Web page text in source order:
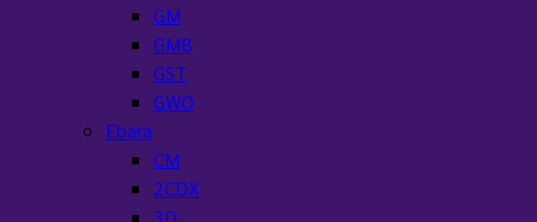
GM
GMB
GST
GWO
Ebara
CM
2CDX
3D